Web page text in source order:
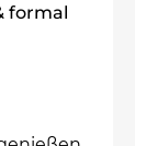
formal